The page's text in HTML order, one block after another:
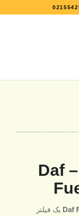
فیلتر سوخت داف – Daf
یک فیلتر